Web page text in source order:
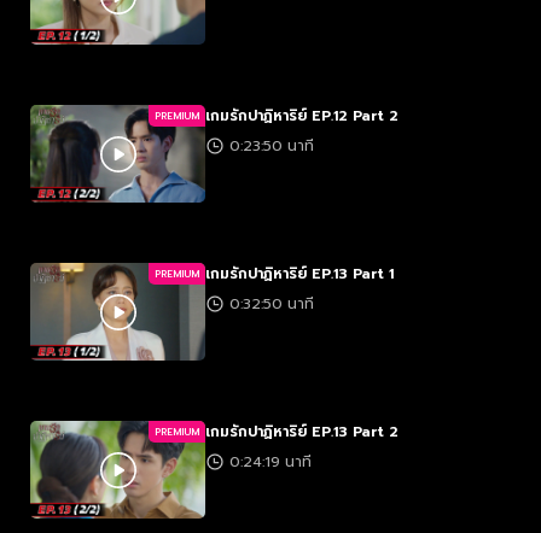
PREMIUM เกมรักปาฏิหาริย์ EP.12 Part 2
0:23:50 นาที
PREMIUM เกมรักปาฏิหาริย์ EP.13 Part 1
0:32:50 นาที
PREMIUM เกมรักปาฏิหาริย์ EP.13 Part 2
0:24:19 นาที